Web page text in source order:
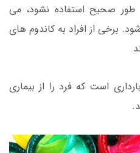
طور صحیح استفاده نشود، می
برخی از افراد به کاندوم های
است که فرد را از بیماری